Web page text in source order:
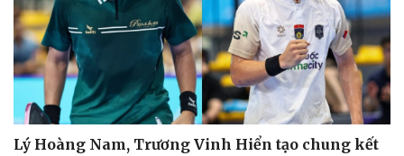
Lý Hoàng Nam, Trương Vinh Hiển tạo chung kết